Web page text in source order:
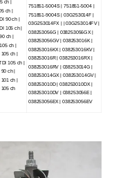
ch |
ch |
90 ch |
105 ch |
ch |
ch |
105 ch |
105 ch |
90 ch |
101 ch |
105 ch
751851-5004S | 751851-5004 |
751851-9004S | 03G253014F |
03G253014FX | | 03G253014FV |
038253056G | 038253056GX |
038253056GV | 038253016K |
038253016KX | 038253016KV |
038253016R | 038253016RX |
038253016RV | 038253014G |
038253014GX | 038253014GV |
038253010D | 038253010DX |
038253010DV | 038253056E |
038253056EX | 038253056EV